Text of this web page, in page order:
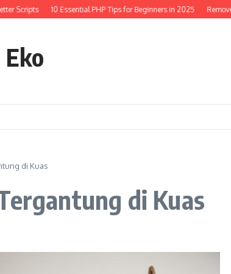
Scripts 10 Essential PHP Tips for Beginners in 2025
di Kuas
di Kuas